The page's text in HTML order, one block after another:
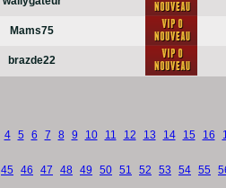
Mams75
brazde22
4 5 6 7 8 9 10 11 12 13 14 15 16
45 46 47 48 49 50 51 52 53 54 55